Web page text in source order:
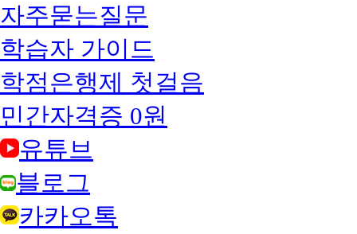
자주묻는질문
학습자 가이드
학점은행제 첫걸음
민간자격증 0원
유튜브
블로그
카카오톡